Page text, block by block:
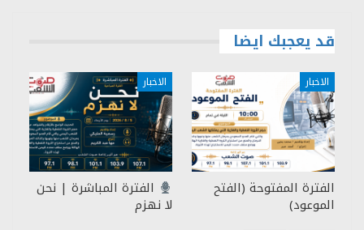
قد يعجبك ايضا
الاخبار
الفترة المفتوحة (الفتح
الموعود)
الاخبار
الفترة المباشرة | نحن
لا نهزم